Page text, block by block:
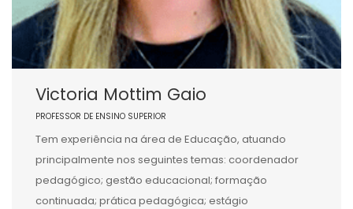
Victoria Mottim Gaio
PROFESSOR DE ENSINO SUPERIOR
Tem experiência na área de Educação, atuando
principalmente nos seguintes temas: coordenador
pedagógico; gestão educacional; formação
continuada; prática pedagógica; estágio